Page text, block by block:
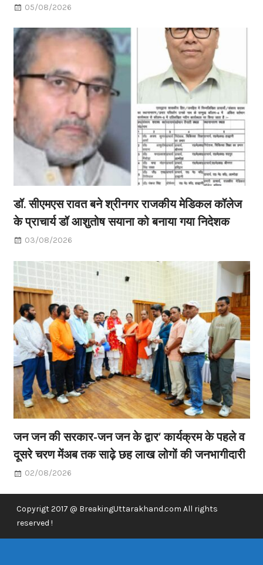
05/08/2026
डॉ. सीएमएस रावत बने श्रीनगर राजकीय मेडिकल कॉलेज
के प्राचार्य डॉ आशुतोष सयाना को बनाया गया निदेशक
03/08/2026
जन जन की सरकार-जन जन के द्वार’ कार्यक्रम के पहले व
दूसरे चरण मेंअब तक साढ़े छह लाख लोगों की जनभागीदारी
02/08/2026
Copyrigt 2017 @ BreakingUttarakhand.com All rights
reserved !